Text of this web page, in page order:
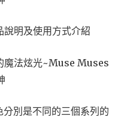
說明及使用方式介紹
別是不同的三個系列的